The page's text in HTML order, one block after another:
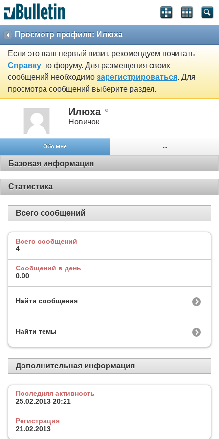
Просмотр профиля: Илюха
Если это ваш первый визит, рекомендуем почитать
Справку по форуму. Для размещения своих
сообщений необходимо зарегистрироваться. Для
просмотра сообщений выберите раздел.
Илюха
Новичок
Обо мне ...
Базовая информация
Статистика
Всего сообщений
Всего сообщений
4
Сообщений в день
0.00
Найти сообщения
Найти темы
Дополнительная информация
Последняя активность
25.02.2013 20:21
Регистрация
21.02.2013